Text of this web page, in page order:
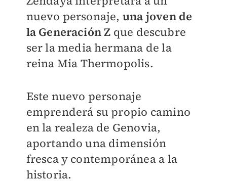
nuevo personaje, una joven de
la Generación Z que descubre
ser la media hermana de la
reina Mia Thermopolis.
Este nuevo personaje
emprenderá su propio camino
en la realeza de Genovia,
aportando una dimensión
fresca y contemporánea a la
historia.